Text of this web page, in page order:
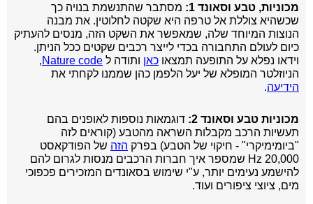
מכוניות, טבע וסאונד 1:
מסתבר שהתנשמת בנויה כך
שכשהיא צוללת אל טרפה היא שקטה לחלוטין. את מבנה
הנוצות המיוחד שלה, שמאפשר את השקט הזה, מנסים להעתיק
כיום לעולם התחבורה בכדי לייצר רכבים שקטים ככל הניתן.
וידאו נפלא על התופעה תמצאו כאן ותודה ל Nature code
,
הניוזלטר המופלא של יעל הלפמן כהן שממנו לקחתי את
הידיעה.
מכוניות טבע וסאונד 2:
דוגמאות נוספות לאופנים בהם
תעשיות הרכב מקבלות השראה מהטבע (קוראים לזה
"ביומימיקרי" - חיקוי של הטבע) בפרק הזה של הפודקאסט
20,000 Hz שמספר איך חברות הרכבים מנסות לגרום להם
להישמע נעימים יותר, ע"י שימוש בסאונדים המזכירים פכפוכי
מים, ציוצי ציפורים ועוד.